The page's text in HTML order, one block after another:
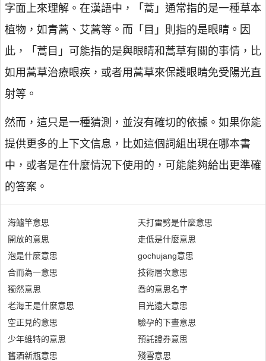
字面上來理解。在漢語中，「蒿」通常指的是一種草本
植物，如青蒿、艾蒿等。而「目」則指的是眼睛。因
此，「蒿目」可能指的是與眼睛和蒿草有關的事情，比
如用蒿草治療眼疾，或者用蒿草來保護眼睛免受陽光直
射等。
然而，這只是一種猜測，並沒有確切的依據。如果你能
提供更多的上下文信息，比如這個詞組出現在哪本書
中，或者是在什麼情況下使用的，可能能夠給出更準確
的答案。
海鱸竿意思
開放的意思
泡是什麼意思
合而為一意思
獨然意思
老海王是什麼意思
空正見的意思
少年維特的意思
舊酒新瓶意思
天打雷劈是什麼意思
走低是什麼意思
gochujang意思
技術層次意思
喬的意思名字
目光遠大意思
驗孕的下晝意思
預託證券意思
殘雪意思